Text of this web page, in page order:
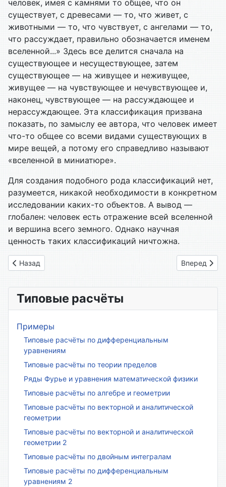
человек, имея с камнями то общее, что он
существует, с древесами — то, что живет, с
животными — то, что чувствует, с ангелами — то,
что рассуждает, правильно обозначается именем
вселенной...» Здесь все делится сначала на
существующее и несуществующее, затем
существующее — на живущее и неживущее,
живущее — на чувствующее и нечувствующее и,
наконец, чувствующее — на рассуждающее и
нерассуждающее. Эта классификация призвана
показать, по замыслу ее автора, что человек имеет
что-то общее со всеми видами существующих в
мире вещей, а потому его справедливо называют
«вселенной в миниатюре».
Для создания подобного рода классификаций нет,
разумеется, никакой необходимости в конкретном
исследовании каких-то объектов. А вывод —
глобален: человек есть отражение всей вселенной
и вершина всего земного. Однако научная
ценность таких классификаций ничтожна.
Предыдущий: 5. Операция деления
Назад Следующий:
Вперед
Типовые расчёты
Примеры
Типовые расчёты по дифференциальным
уравнениям
Типовые расчёты по теории пределов
Ряды Фурье и уравнения математической физики
Типовые расчёты по алгебре и геометрии
Типовые расчёты по векторной и аналитической
геометрии
Типовые расчёты по векторной и аналитической
геометрии 2
Типовые расчёты по двойным интегралам
Типовые расчёты по дифференциальным
уравнениям 2